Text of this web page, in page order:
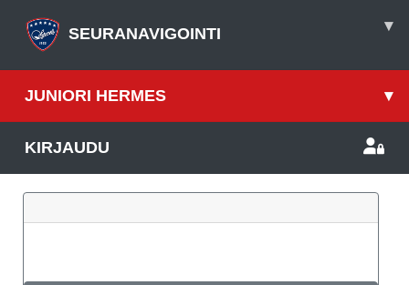
SEURANAVIGOINTI ▾
JUNIORI HERMES ▾
KIRJAUDU